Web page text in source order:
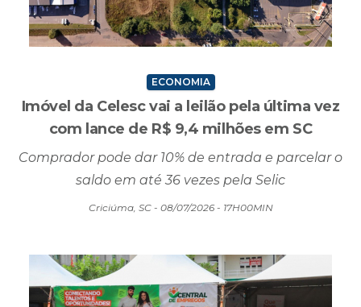
ECONOMIA
Imóvel da Celesc vai a leilão pela última vez
com lance de R$ 9,4 milhões em SC
Comprador pode dar 10% de entrada e parcelar o
saldo em até 36 vezes pela Selic
Criciúma, SC - 08/07/2026 - 17H00MIN